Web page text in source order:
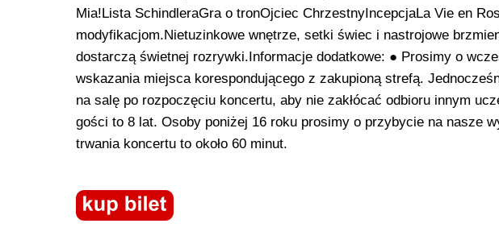
Mia!Lista SchindleraGra o tronOjciec ChrzestnyIncepcjaLa Vie en
modyfikacjom.Nietuzinkowe wnętrze, setki świec i nastrojowe
dostarczą świetnej rozrywki.Informacje dodatkowe: ● Prosimy o
wskazania miejsca korespondującego z zakupioną strefą.
na salę po rozpoczęciu koncertu, aby nie zakłócać odbioru innym
gości to 8 lat. Osoby poniżej 16 roku prosimy o przybycie na nasze
trwania koncertu to około 60 minut.